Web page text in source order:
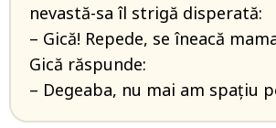
nevastă-sa îl strigă disperată:
– Gică! Repede, se îneacă
Gică răspunde:
– Degeaba, nu mai am spaţiu